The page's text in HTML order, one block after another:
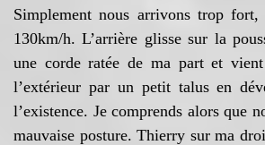
Simplement nous arrivons trop
130km/h. L’arrière glisse sur la
une corde ratée de ma part et
l’extérieur par un petit talus en
l’existence. Je comprends alors que
mauvaise posture. Thierry sur ma